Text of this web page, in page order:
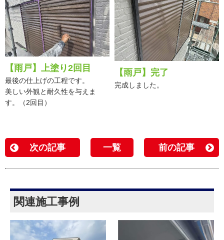
【雨戸】上塗り2回目
最後の仕上げの工程です。
美しい外観と耐久性を与えま
す。（2回目）
【雨戸】完了
完成しました。
次の記事 一覧 前の記事
関連施工事例